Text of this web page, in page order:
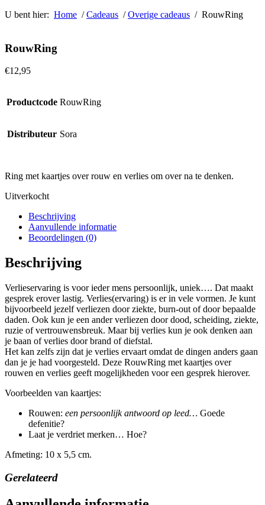
U bent hier: Home /Cadeaus /Overige cadeaus / RouwRing
RouwRing
€12,95
Productcode RouwRing
Distributeur Sora
Ring met kaartjes over rouw en verlies om over na te denken.
Uitverkocht
Beschrijving
Aanvullende informatie
Beoordelingen (0)
Beschrijving
Verlieservaring is voor ieder mens persoonlijk, uniek…. Dat maakt
gesprek erover lastig. Verlies(ervaring) is er in vele vormen. Je kunt
bijvoorbeeld jezelf verliezen door ziekte, burn-out of door bepaalde
daden. Ook kun je een ander verliezen door dood, scheiding, ziekte,
ruzie of vertrouwensbreuk. Maar bij verlies kun je ook denken aan
je baan of verlies door brand of diefstal.
Het kan zelfs zijn dat je verlies ervaart omdat de dingen anders gaan
dan je je had voorgesteld. Deze RouwRing met kaartjes over
rouwen en verlies geeft mogelijkheden voor een gesprek hierover.
Voorbeelden van kaartjes:
Rouwen: een persoonlijk antwoord op leed… Goede
defenitie?
Laat je verdriet merken… Hoe?
Afmeting: 10 x 5,5 cm.
Gerelateerd